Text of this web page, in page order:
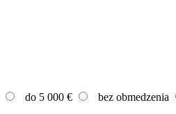
do 5 000 €
bez obmedzenia